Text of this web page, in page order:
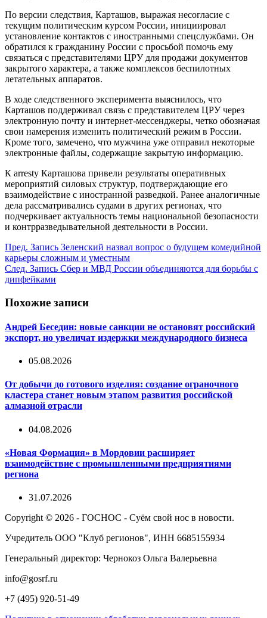
По версии следствия, Карташов, выражая несогласие с
текущим политическим курсом России, инициировал
установление контактов с иностранными спецслужбами. Он
обратился к гражданину России с просьбой помочь ему
связаться с представителями ЦРУ для продажи документов
закрытого характера, а также комплексов беспилотных
летательных аппаратов.
В ходе следственного эксперимента выяснилось, что
Карташов поддерживал связь с представителем ЦРУ через
электронную почту и интернет-мессенджеры, четко обозначая
свои намерения изменить политический режим в России.
Кроме того, замечено, что мужчина уже отправил некоторые
электронные файлы, содержащие закрытую информацию.
К arrestу Карташова привели результаты оперативных
мероприятий силовых структур, подтверждающие его
взаимодействие с иностранной разведкой. Ранее аналогичные
дела рассматривались судами в других регионах, что
подчеркивает актуальность темы национальной безопасности
и контрразведывательной деятельности в России.
Пред. Запись Зеленский назвал вопрос о будущем комедийной
карьеры сложным и уместным
След. Запись Сбер и МВД России объединяются для борьбы с
дипфейками
Похожие записи
Андрей Беседин: новые санкции не остановят российский
экспорт, но увеличат издержки международного бизнеса
05.08.2026
От добычи до готового изделия: создание ограночного
кластера станет новым этапом развития российской
алмазной отрасли
04.08.2026
«Новая Формация» в Мордовии расширяет
взаимодействие с промышленными предприятиями
региона
31.07.2026
Copyright © 2026 - ГОСНОС - Суём свой нос в новости.
Учредитель ООО "Клуб регионов", ИНН 6685155934
Генеральный директор: Чернокоз Ольга Валерьевна
info@gosrf.ru
+7 (495) 920-51-49